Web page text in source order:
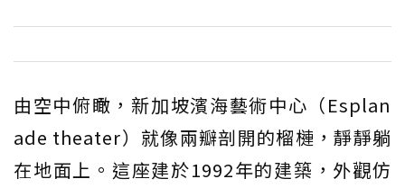
由空中俯瞰，新加坡濱海藝術中心（Esplan
ade theater）就像兩瓣剖開的榴槤，靜靜躺
在地面上。這座建於1992年的建築，外觀仿